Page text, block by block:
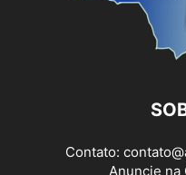
Contato:
Anuncie na